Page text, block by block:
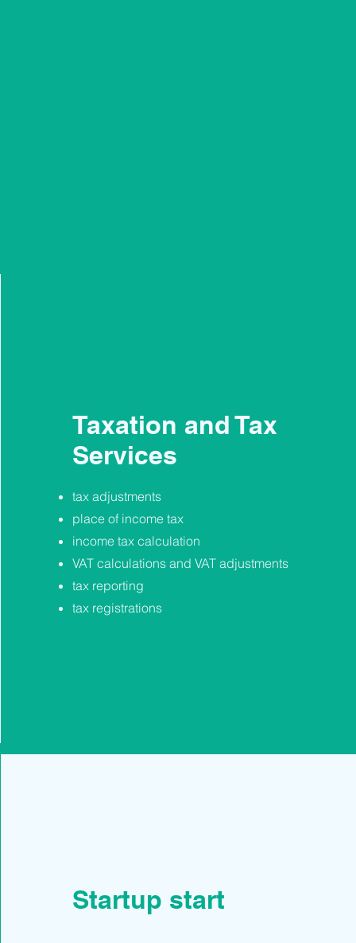
Taxation and Tax
Services
tax adjustments
place of income tax
income tax calculation
VAT calculations and VAT adjustments
tax reporting
tax registrations
Startup start